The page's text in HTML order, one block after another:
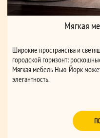
Мягкая
Широкие пространства и
городской горизонт:
Мягкая мебель Нью-Йорк
элегантность.